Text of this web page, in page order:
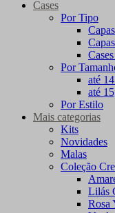
Cases
Por Tipo
Por
até
até
Por Estilo
Mais categorias
Kits
Novidades
Malas
Coleção
Lilás
Rosa